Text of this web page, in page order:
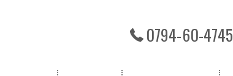
0794-60-4745